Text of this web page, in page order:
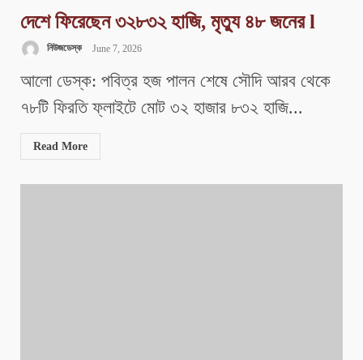
দেশে ফিরেছেন ৩২৮৩২ হাজি, মৃত্যু ৪৮ জনের l
নিউজডেস্ক June 7, 2026
আলো ডেস্ক: পবিত্র হজ পালন শেষে সৌদি আরব থেকে
৭৮টি ফিরতি ফ্লাইটে মোট ৩২ হাজার ৮৩২ হাজি...
Read More